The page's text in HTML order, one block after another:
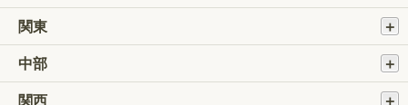
関東
中部
関西